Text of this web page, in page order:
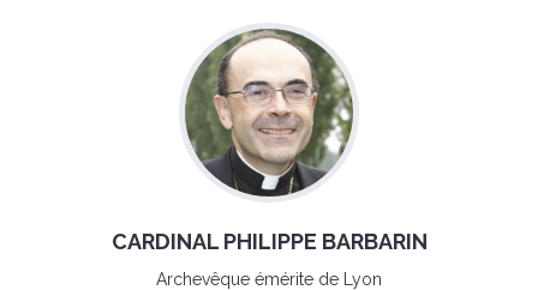
CARDINAL PHILIPPE BARBARIN
Archevêque émérite de Lyon